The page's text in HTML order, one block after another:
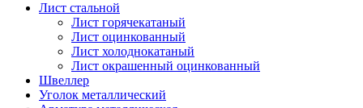
Лист стальной
Лист горячекатаный
Лист оцинкованный
Лист холоднокатаный
Лист окрашенный оцинкованный
Швеллер
Уголок металлический